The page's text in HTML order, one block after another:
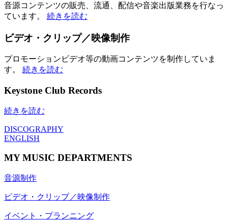
音源コンテンツの販売、流通、配信や音楽出版業務を行なっ
ています。 続きを読む
ビデオ・クリップ／映像制作
プロモーションビデオ等の動画コンテンツを制作していま
す。 続きを読む
Keystone Club Records
続きを読む
DISCOGRAPHY
ENGLISH
MY MUSIC DEPARTMENTS
音源制作
ビデオ・クリップ／映像制作
イベント・プランニング